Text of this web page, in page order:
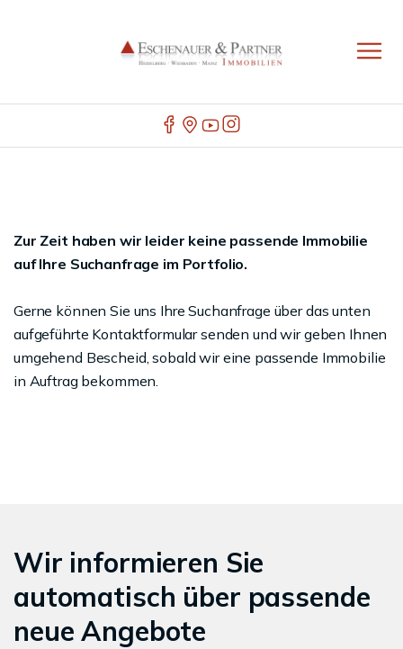
Zur Zeit haben wir leider keine passende Immobilie
auf Ihre Suchanfrage im Portfolio.
Gerne können Sie uns Ihre Suchanfrage über das unten
aufgeführte Kontaktformular senden und wir geben Ihnen
umgehend Bescheid, sobald wir eine passende Immobilie
in Auftrag bekommen.
Wir informieren Sie
automatisch über passende
neue Angebote